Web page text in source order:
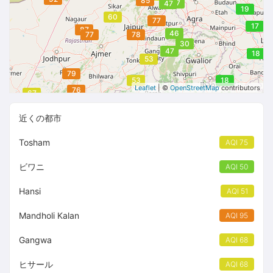
77
18
19
60
30
87
67
47
79
53
18
46
47
53
17
77
47
78
76 Leaflet | ©OpenStreetMapcontributors
近くの都市
Tosham AQI 75
ビワニ AQI 50
Hansi AQI 51
Mandholi Kalan AQI 95
Gangwa AQI 68
ヒサール AQI 68